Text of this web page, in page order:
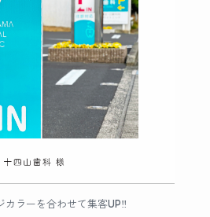
カラーを合わせて集客UP‼︎